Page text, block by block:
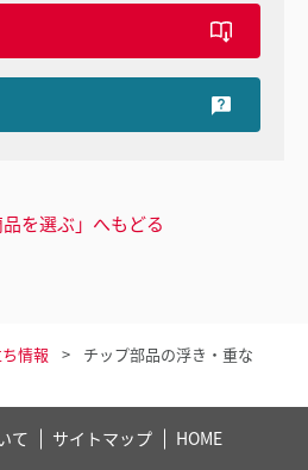
品を選ぶ」へもどる
情報
チップ部品の浮き・重な
て サイトマップ
HOME